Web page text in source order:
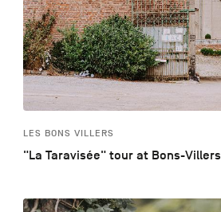
LES BONS VILLERS
"La Taravisée" tour at Bons-Villers